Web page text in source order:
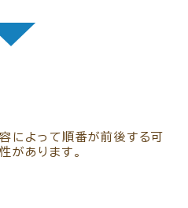
によって順番が前後する可
があります。